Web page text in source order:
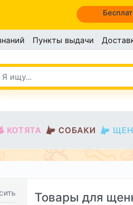
Пункты выдачи
КОТЯТА СОБАКИ
Товары для